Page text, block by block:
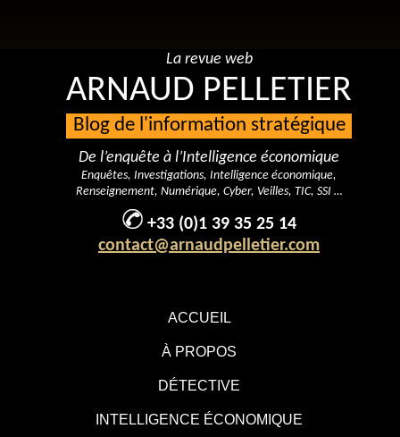
ACCUEIL
À PROPOS
DÉTECTIVE
INTELLIGENCE ÉCONOMIQUE
La revue web
ARNAUD PELLETIER
Blog de l'information stratégique
De l’enquête à l’Intelligence économique
Enquêtes, Investigations, Intelligence économique,
Renseignement, Numérique, Cyber, Veilles, TIC, SSI …
+33 (0)1 39 35 25 14
contact@arnaudpelletier.com